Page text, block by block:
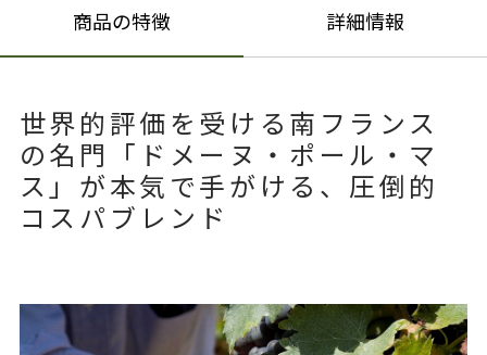
商品の特徴 詳細情報
世界的評価を受ける南フランス
の名門「ドメーヌ・ポール・マ
ス」が本気で手がける、圧倒的
コスパブレンド